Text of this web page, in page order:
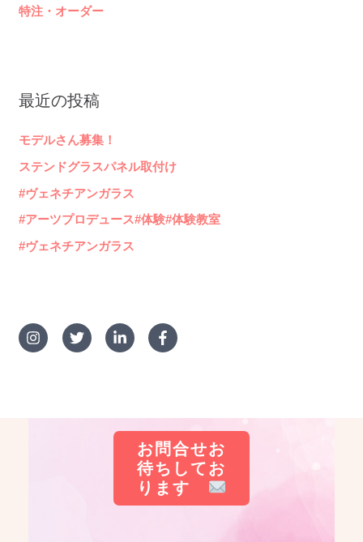
特注・オーダー
最近の投稿
モデルさん募集！
ステンドグラスパネル取付け
#ヴェネチアンガラス
#アーツプロデュース#体験#体験教室
#ヴェネチアンガラス
お問合せお
待ちしてお
ります